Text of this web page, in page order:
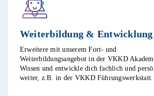
Weiterbildung & Entwicklung​
Erweitere mit unserem Fort- und
Weiterbildungsangebot in der VKKD
Wissen und entwickle dich fachlich und
weiter, z.B. in der VKKD Führungswerkstatt. ​